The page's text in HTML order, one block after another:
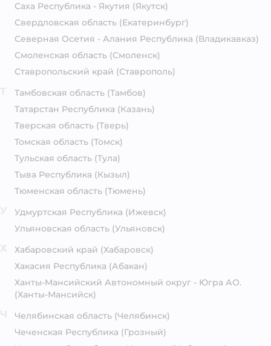
Саха Республика - Якутия (Якутск)
Свердловская область (Екатеринбург)
Северная Осетия - Алания Республика (Владикавказ)
Смоленская область (Смоленск)
Ставропольский край (Ставрополь)
Тамбовская область (Тамбов)
Татарстан Республика (Казань)
Тверская область (Тверь)
Томская область (Томск)
Тульская область (Тула)
Тыва Республика (Кызыл)
Тюменская область (Тюмень)
Удмуртская Республика (Ижевск)
Ульяновская область (Ульяновск)
Хабаровский край (Хабаровск)
Хакасия Республика (Абакан)
Ханты-Мансийский Автономный округ - Югра АО.
(Ханты-Мансийск)
Челябинская область (Челябинск)
Чеченская Республика (Грозный)